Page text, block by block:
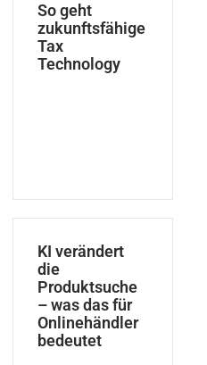
So geht
zukunftsfähige
Tax
Technology
KI verändert
die
Produktsuche
– was das für
Onlinehändler
bedeutet